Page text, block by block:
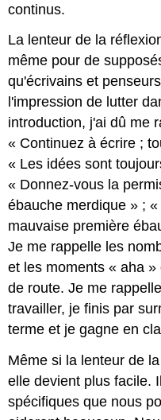
continus.
La lenteur de la
même pour de
qu'écrivains et
l'impression de lutter
introduction, j'ai dû me
« Continuez à écrire ;
« Les idées sont
« Donnez-vous la
ébauche merdique » ;
mauvaise première
Je me rappelle les
et les moments « aha
de route. Je me
travailler, je finis par
terme et je gagne en
Même si la lenteur de
elle devient plus facile.
spécifiques que nous